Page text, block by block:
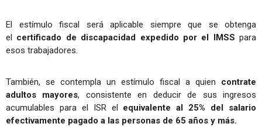
El estímulo fiscal será aplicable siempre que se obtenga
el certificado de discapacidad expedido por el IMSS para
esos trabajadores.
También, se contempla un estímulo fiscal a quien contrate
adultos mayores, consistente en deducir de sus ingresos
acumulables para el ISR el equivalente al 25% del salario
efectivamente pagado a las personas de 65 años y más.